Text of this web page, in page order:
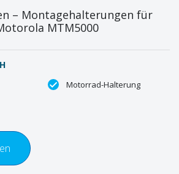
– Montagehalterungen für
MTM5000
Motorrad-Halterung